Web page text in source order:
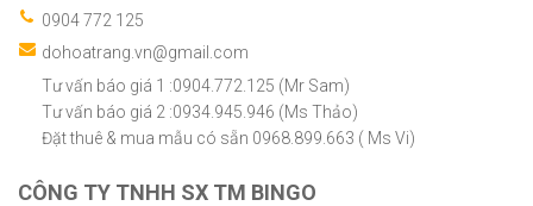
0904 772 125
dohoatrang.vn@gmail.com
Tư vấn báo giá 1 :0904.772.125 (Mr Sam)
Tư vấn báo giá 2 :0934.945.946 (Ms Thảo)
Đặt thuê & mua mẫu có sẵn 0968.899.663 ( Ms Vi)
CÔNG TY TNHH SX TM BINGO